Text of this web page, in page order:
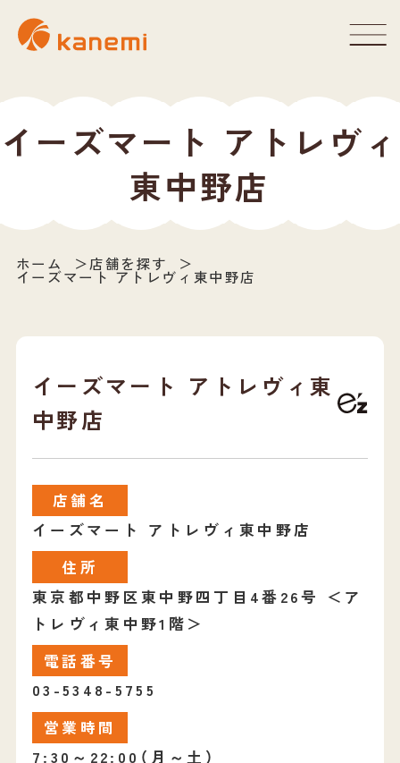
イーズマート アトレヴィ
東中野店
ホーム 店舗を探す
イーズマート アトレヴィ東中野店
イーズマート アトレヴィ東
中野店
店舗名
イーズマート アトレヴィ東中野店
住所
東京都中野区東中野四丁目4番26号 ＜ア
トレヴィ東中野1階＞
電話番号
03-5348-5755
営業時間
7:30～22:00（月～土）